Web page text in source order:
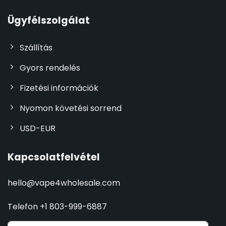
Ügyfélszolgálat
Szállítás
Gyors rendelés
Fizetési információk
Nyomon követési sorrend
USD-EUR
Kapcsolatfelvétel
hello@vape4wholesale.com
Telefon +1 803-999-6887